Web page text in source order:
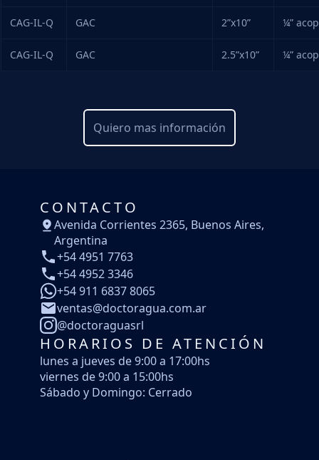
CAG-IL-Q GAC 2”x10” ¼”
CAG-IL-Q GAC 2.5”x10” ¼”
Quiero mas información
CONTACTO
Avenida Corrientes 2365, Buenos Aires,
Argentina
+54 4951 7763
+54 4952 3346
+54 911 6837 8065
ventas@doctoragua.com.ar
@doctoraguasrl
HORARIOS DE ATENCIÓN
lunes a jueves de 9:00 a 17:00hs
viernes de 9:00 a 15:00hs
Sábado y Domingo: Cerrado